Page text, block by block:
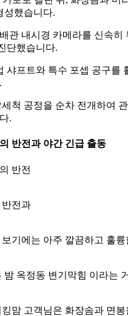
성했습니다.
관 내시경 카메라를 신속히
단했습니다.
샤프트와 특수 포셉 공구를
척 공정을 순차 전개하여
.
반전과 야간 긴급 출동
전과
기에는 아주 깔끔하고 훌륭
옥정동 변기막힘 이라는
맘 고객님은 화장솜과 면봉